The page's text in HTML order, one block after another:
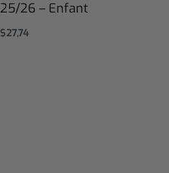
25/26 – Enfant
$27,74